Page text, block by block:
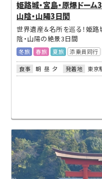
姫路城・宮島・原爆ドー
山陰・山陽3日間
世界遺産＆名所を巡る！姫路
陰・山陽の絶景3日間
冬旅 春旅 夏旅 添乗員同行
食事 朝 昼 夕 発着地 東京